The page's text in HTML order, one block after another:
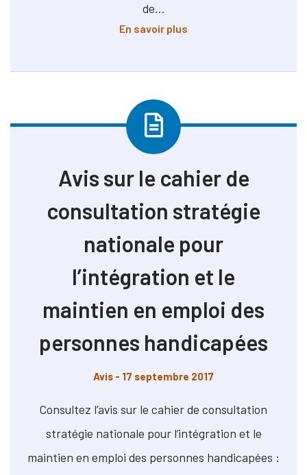
de…
En savoir plus
Avis sur le cahier de
consultation stratégie
nationale pour
l’intégration et le
maintien en emploi des
personnes handicapées
Avis - 17 septembre 2017
Consultez l’avis sur le cahier de consultation
stratégie nationale pour l’intégration et le
maintien en emploi des personnes handicapées :